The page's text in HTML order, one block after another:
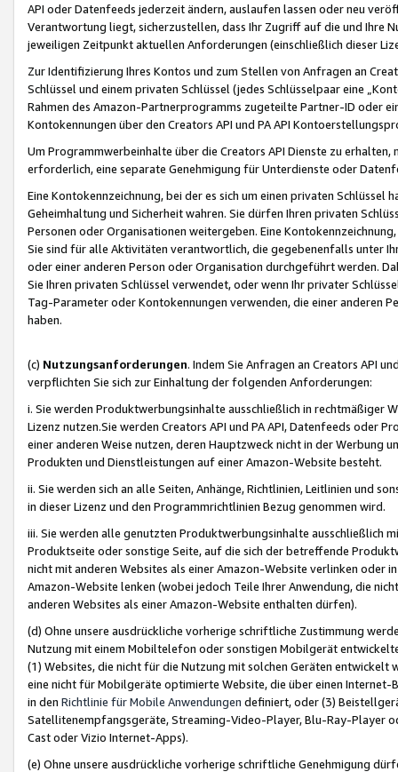
API oder Datenfeeds jederzeit ändern, auslaufen lassen oder neu
Verantwortung liegt, sicherzustellen, dass Ihr Zugriff auf die und Ihre
jeweiligen Zeitpunkt aktuellen Anforderungen (einschließlich dieser
Zur Identifizierung Ihres Kontos und zum Stellen von Anfragen an
Schlüssel und einem privaten Schlüssel (jedes Schlüsselpaar eine
Rahmen des Amazon-Partnerprogramms zugeteilte Partner-ID oder
Kontokennungen über den Creators API und PA API
Um Programmwerbeinhalte über die Creators API Dienste zu
erforderlich, eine separate Genehmigung für Unterdienste oder
Eine Kontokennzeichnung, bei der es sich um einen privaten
Geheimhaltung und Sicherheit wahren. Sie dürfen Ihren privaten
Personen oder Organisationen weitergeben. Eine
Sie sind für alle Aktivitäten verantwortlich, die gegebenenfalls unter
oder einer anderen Person oder Organisation durchgeführt werden.
Sie Ihren privaten Schlüssel verwendet, oder wenn Ihr privater
Tag-Parameter oder Kontokennungen verwenden, die einer anderen
haben.
(c) Nutzungsanforderungen. Indem Sie Anfragen an Creators API
verpflichten Sie sich zur Einhaltung der folgenden Anforderungen:
i. Sie werden Produktwerbungsinhalte ausschließlich in rechtmäßiger
Lizenz nutzen.Sie werden Creators API und PA API, Datenfeeds oder
einer anderen Weise nutzen, deren Hauptzweck nicht in der Werbung
Produkten und Dienstleistungen auf einer Amazon-Website besteht.
ii. Sie werden sich an alle Seiten, Anhänge, Richtlinien, Leitlinien und
in dieser Lizenz und den Programmrichtlinien Bezug genommen wird.
iii. Sie werden alle genutzten Produktwerbungsinhalte ausschließlich
Produktseite oder sonstige Seite, auf die sich der betreffende
nicht mit anderen Websites als einer Amazon-Website verlinken oder
Amazon-Website lenken (wobei jedoch Teile Ihrer Anwendung, die
anderen Websites als einer Amazon-Website enthalten dürfen).
(d) Ohne unsere ausdrückliche vorherige schriftliche Zustimmung
Nutzung mit einem Mobiltelefon oder sonstigen Mobilgerät
(1) Websites, die nicht für die Nutzung mit solchen Geräten
eine nicht für Mobilgeräte optimierte Website, die über einen
in den Richtlinie für Mobile Anwendungen definiert, oder (3)
Satellitenempfangsgeräte, Streaming-Video-Player, Blu-Ray-Player
Cast oder Vizio Internet-Apps).
(e) Ohne unsere ausdrückliche vorherige schriftliche Genehmigung